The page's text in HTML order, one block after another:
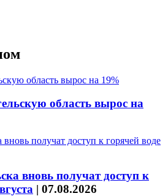
область вырос на
вновь получат доступ к
| 07.08.2026